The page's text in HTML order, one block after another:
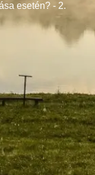
esetén? - 2.